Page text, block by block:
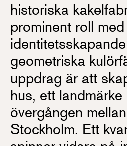
historiska
prominent roll
geometriska
uppdrag är att
hus, ett
övergången
Stockholm. Ett